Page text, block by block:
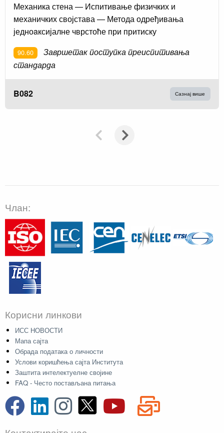
Механика стена — Испитивање физичких и
механичких својстава — Метода одређивања
једноaксијалне чврстоће при притиску
90.60
Завршетак поступка преиспитивања
стандарда
B082 Сазнај више
Члан:
Корисни линкови
ИСС НОВОСТИ
Мапа сајта
Обрада података о личности
Услови коришћења сајта Института
Заштита интелектуелне својине
FAQ - Често постављана питања